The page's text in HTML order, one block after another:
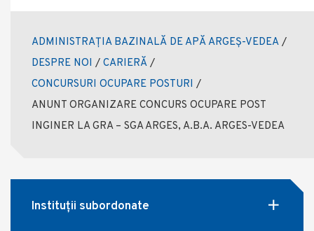
ADMINISTRAȚIA BAZINALĂ DE APĂ ARGEȘ-VEDEA /
DESPRE NOI / CARIERĂ /
CONCURSURI OCUPARE POSTURI /
ANUNT ORGANIZARE CONCURS OCUPARE POST
INGINER LA GRA – SGA ARGES, A.B.A. ARGES-VEDEA
Instituții subordonate